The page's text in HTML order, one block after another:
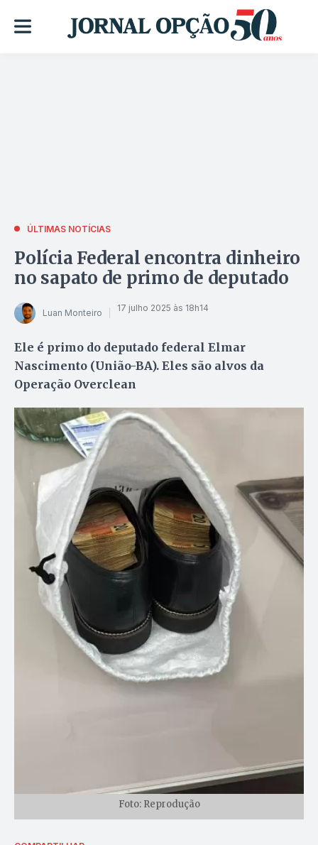
ÚLTIMAS NOTÍCIAS
Polícia Federal encontra dinheiro
no sapato de primo de deputado
Luan Monteiro 17 julho 2025 às 18h14
Ele é primo do deputado federal Elmar
Nascimento (União-BA). Eles são alvos da
Operação Overclean
Foto: Reprodução